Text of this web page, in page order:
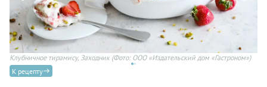
Клубничное тирамису, Заходник(Фото: ООО «Издательский дом «Гастроном»)
К рецепту